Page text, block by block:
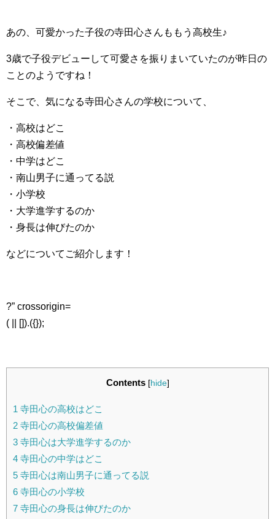
あの、可愛かった子役の寺田心さんももう高校生♪
3歳で子役デビューして可愛さを振りまいていたのが昨日の
ことのようですね！
そこで、気になる寺田心さんの学校について、
・高校はどこ
・高校偏差値
・中学はどこ
・南山男子に通ってる説
・小学校
・大学進学するのか
・身長は伸びたのか
などについてご紹介します！
?” crossorigin=
( || []).({});
Contents [hide]
1 寺田心の高校はどこ
2 寺田心の高校偏差値
3 寺田心は大学進学するのか
4 寺田心の中学はどこ
5 寺田心は南山男子に通ってる説
6 寺田心の小学校
7 寺田心の身長は伸びたのか